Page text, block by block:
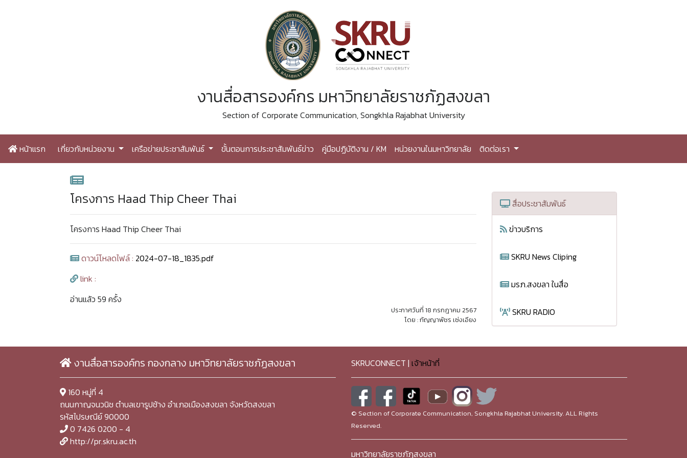
งานสื่อสารองค์กร มหาวิทยาลัยราชภัฏสงขลา
Section of Corporate Communication, Songkhla Rajabhat University
หน้าแรก เกี่ยวกับหน่วยงาน เครือข่ายประชาสัมพันธ์ ขั้นตอนการประชาสัมพันธ์ข่าว คู่มือปฏิบัติงาน / KM หน่วยงานในมหาวิทยาลัย ติดต่อเรา
โครงการ Haad Thip Cheer Thai
โครงการ Haad Thip Cheer Thai
ดาวน์โหลดไฟล์ : 2024-07-18_1835.pdf
link :
อ่านแล้ว 59 ครั้ง
ประกาศวันที่ 18 กรกฎาคม 2567
โดย : กัญญาพัชร เซ่งเอียง
สื่อประชาสัมพันธ์
ข่าวบริการ
SKRU News Cliping
มรภ.สงขลา ในสื่อ
SKRU RADIO
งานสื่อสารองค์กร กองกลาง มหาวิทยาลัยราชภัฏสงขลา
160 หมู่ที่ 4
ถนนกาญจนวนิช ตำบลเขารูปช้าง อำเภอเมืองสงขลา จังหวัดสงขลา
รหัสไปรษณีย์ 90000
0 7426 0200 - 4
http://pr.skru.ac.th
SKRUCONNECT | เจ้าหน้าที่
© Section of Corporate Communication, Songkhla Rajabhat University. ALL Rights
Reserved.
มหาวิทยาลัยราชภัฏสงขลา